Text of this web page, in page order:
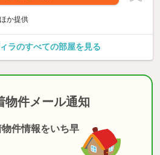
ほか提供
ラのすべての部屋を見る
物件メール通知
件情報をいち早